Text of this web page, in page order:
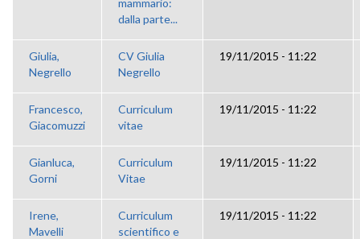
dalla parte...
Giulia,
Negrello
CV Giulia
Negrello
19/11/2015 - 11:22
Francesco,
Giacomuzzi
Curriculum
vitae
19/11/2015 - 11:22
Gianluca,
Gorni
Curriculum
Vitae
19/11/2015 - 11:22
Irene,
Mavelli
Curriculum
scientifico e
19/11/2015 - 11:22